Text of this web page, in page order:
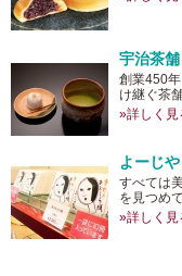
宇治茶
創業450
け継ぐ茶
»詳しく見
よーじ
すべては
を見つめ
»詳しく見